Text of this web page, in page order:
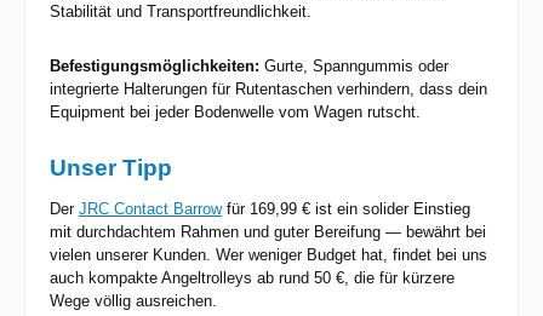
Stabilität und Transportfreundlichkeit.
Befestigungsmöglichkeiten: Gurte, Spanngummis oder
integrierte Halterungen für Rutentaschen verhindern, dass dein
Equipment bei jeder Bodenwelle vom Wagen rutscht.
Unser Tipp
Der JRC Contact Barrowfür 169,99 € ist ein solider Einstieg
mit durchdachtem Rahmen und guter Bereifung — bewährt bei
vielen unserer Kunden. Wer weniger Budget hat, findet bei uns
auch kompakte Angeltrolleys ab rund 50 €, die für kürzere
Wege völlig ausreichen.